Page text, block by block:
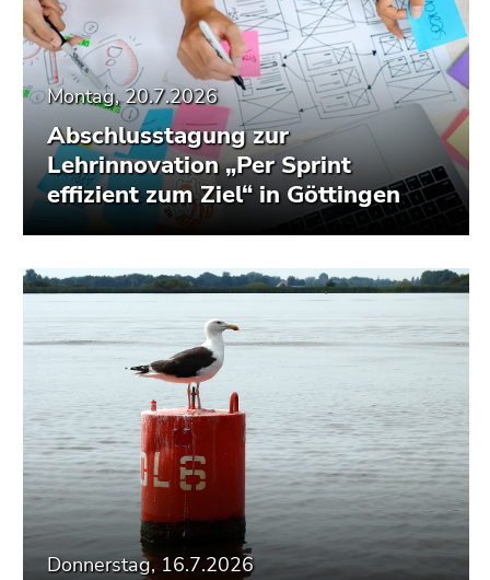
Montag, 20.7.2026
Abschlusstagung zur
Lehrinnovation „Per Sprint
effizient zum Ziel“ in Göttingen
Donnerstag, 16.7.2026